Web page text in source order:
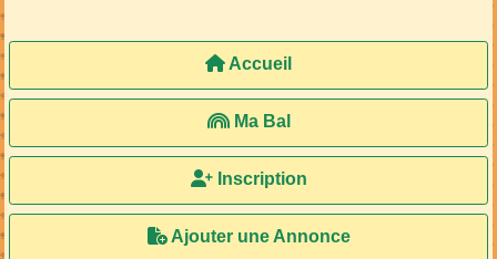
Accueil
Ma Bal
Inscription
Ajouter une Annonce